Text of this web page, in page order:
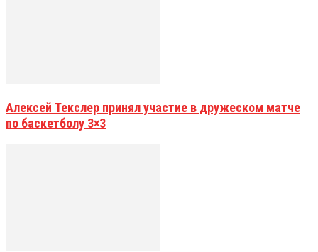
Алексей Текслер принял участие в дружеском матче
по баскетболу 3×3